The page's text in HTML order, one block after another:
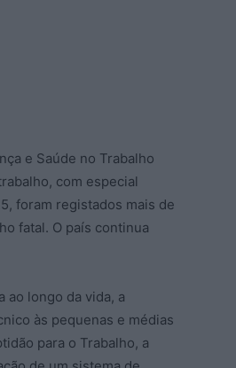
e Saúde no Trabalho
com especial
foram registados mais de
fatal. O país continua
ao longo da vida, a
às pequenas e médias
para o Trabalho, a